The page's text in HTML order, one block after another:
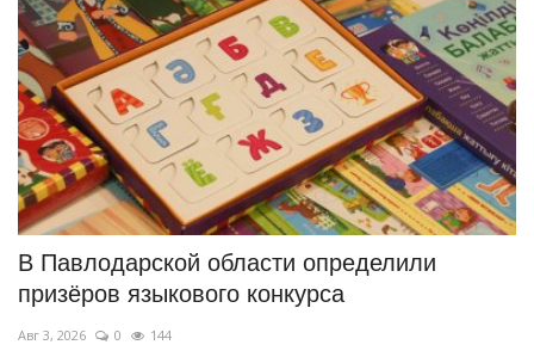
В Павлодарской области определили
призёров языкового конкурса
Авг 3, 2026 0 144